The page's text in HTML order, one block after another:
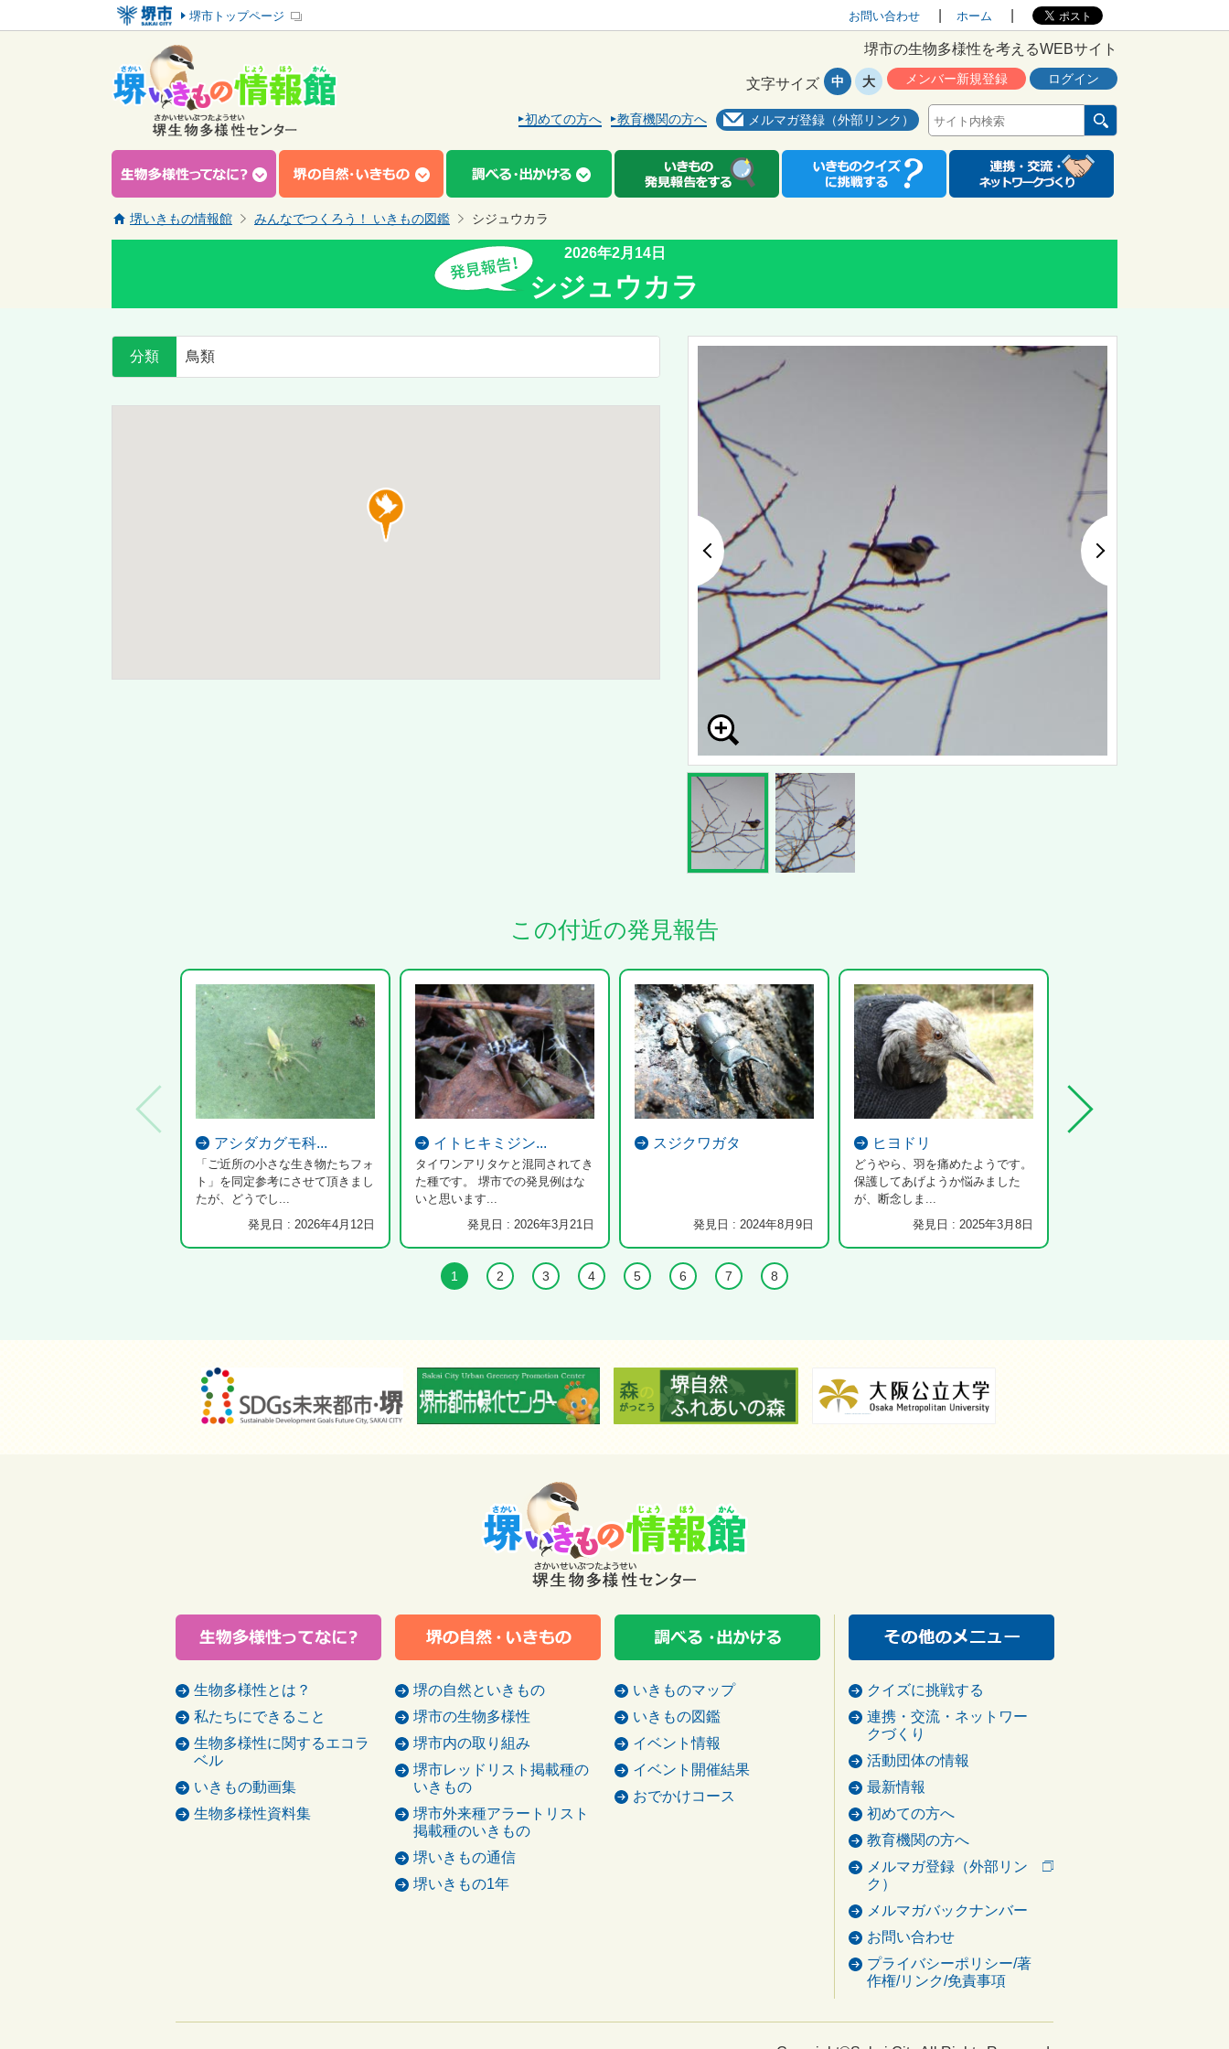
堺市トップページ お問い合わせ ホーム
堺市の生物多様性を考えるWEBサイト
初めての方へ 教育機関の方へ メルマガ登録（外部リンク）
メンバー新規登録 ログイン
文字サイズ 中 大
堺いきもの情報館 みんなでつくろう！ いきもの図鑑 シジュウカラ
2026年2月14日
シジュウカラ
分類 鳥類
この付近の発見報告
アシダカグモ科...
「ご近所の小さな生き物たちフォ
ト」を同定参考にさせて頂きまし
たが、どうでし...
発見日 : 2026年4月12日
イトヒキミジン...
タイワンアリタケと混同されてき
た種です。 堺市での発見例はな
いと思います...
発見日 : 2026年3月21日
スジクワガタ
発見日 : 2024年8月9日
ヒヨドリ
どうやら、羽を痛めたようです。
保護してあげようか悩みました
が、断念しま...
発見日 : 2025年3月8日
1 2 3 4 5 6 7 8
生物多様性とは？
私たちにできること
生物多様性に関するエコラ
ベル
いきもの動画集
生物多様性資料集
堺の自然といきもの
堺市の生物多様性
堺市内の取り組み
堺市レッドリスト掲載種の
いきもの
堺市外来種アラートリスト
掲載種のいきもの
堺いきもの通信
堺いきもの1年
いきものマップ
いきもの図鑑
イベント情報
イベント開催結果
おでかけコース
クイズに挑戦する
連携・交流・ネットワー
クづくり
活動団体の情報
最新情報
初めての方へ
教育機関の方へ
メルマガ登録（外部リン
ク）
メルマガバックナンバー
お問い合わせ
プライバシーポリシー/著
作権/リンク/免責事項